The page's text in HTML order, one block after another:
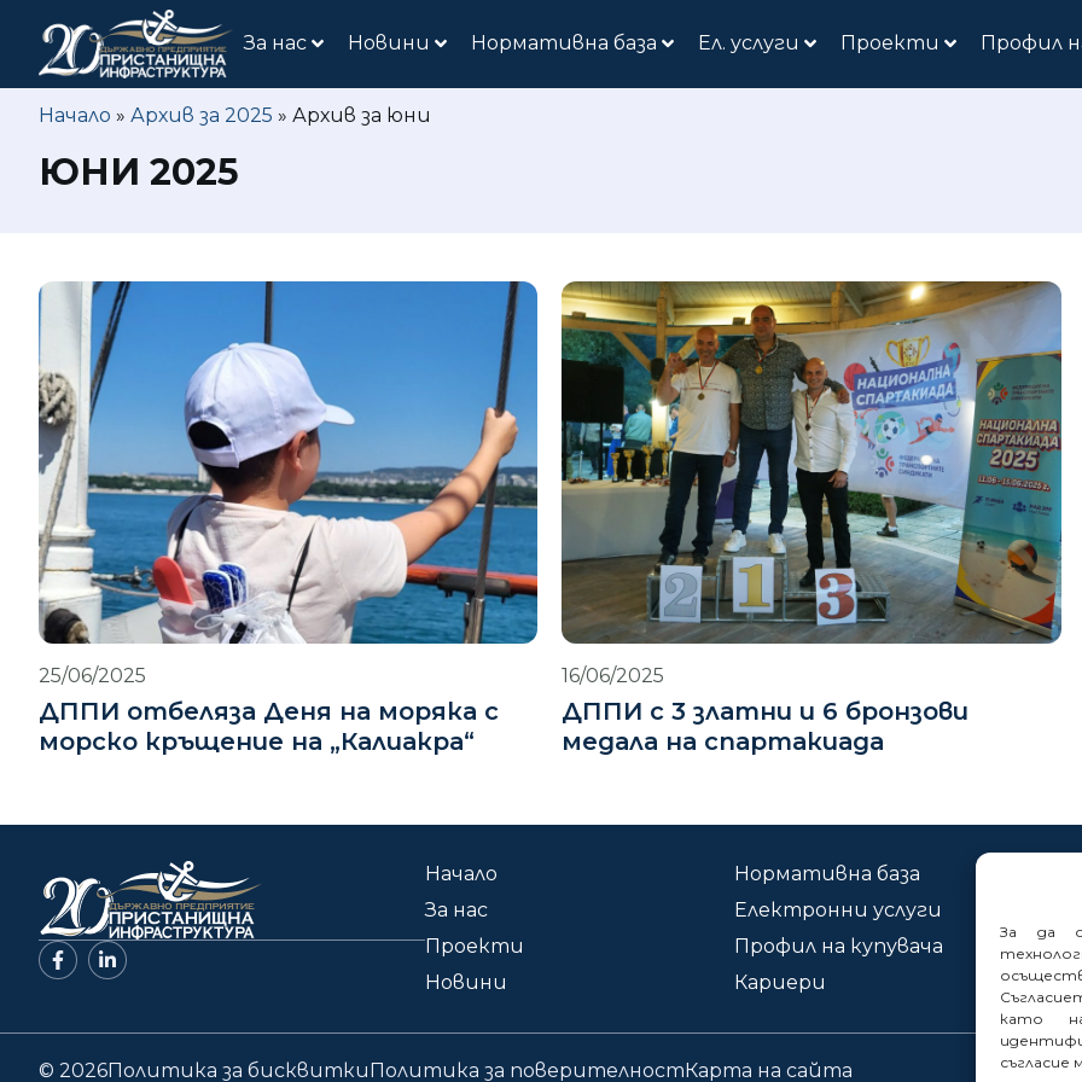
За да
като
съгласие
За нас Новини Нормативна база Ел. услуги Проекти Профил
Начало » Архив за 2025 » Архив за юни
ЮНИ 2025
25/06/2025
ДППИ отбеляза Деня на моряка с
морско кръщение на „Калиакра“
16/06/2025
ДППИ с 3 златни и 6 бронзови
медала на спартакиада
Начало
За нас
Проекти
Новини
Нормативна база
Електронни услуги
Профил на купувача
Кариери
© 2026Политика за бисквиткиПолитика за поверителностКарта на сайта